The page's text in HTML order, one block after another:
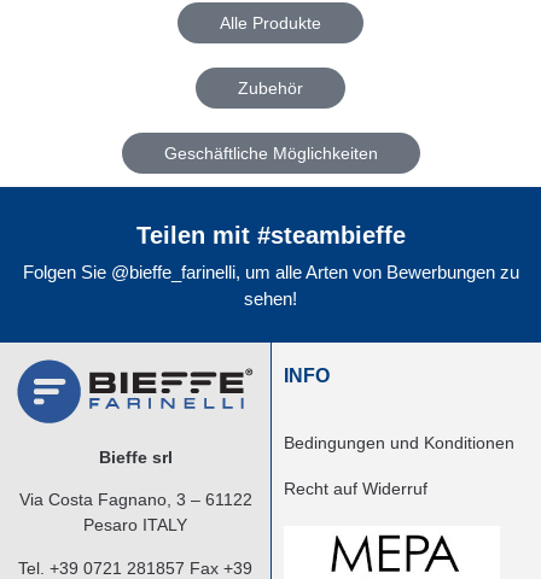
Alle Produkte
Zubehör
Geschäftliche Möglichkeiten
Teilen mit #steambieffe
Folgen Sie @bieffe_farinelli, um alle Arten von Bewerbungen zu
sehen!
Bieffe srl
Via Costa Fagnano, 3 – 61122
Pesaro ITALY
Tel. +39 0721 281857 Fax +39
INFO
Bedingungen und Konditionen
Recht auf Widerruf